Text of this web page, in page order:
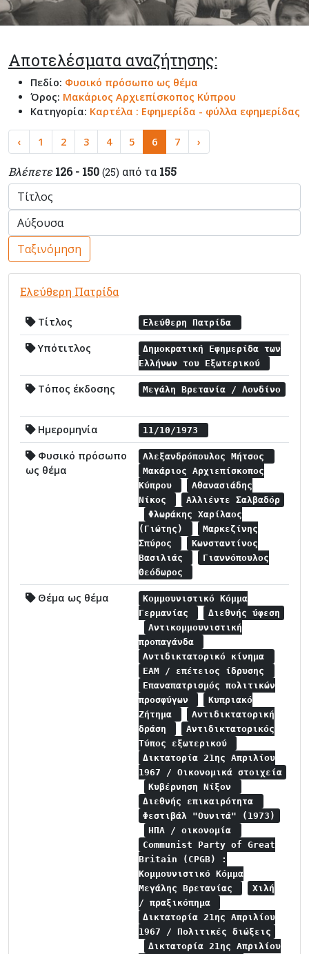
Αποτελέσματα αναζήτησης:
Πεδίο: Φυσικό πρόσωπο ως θέμα
Όρος: Μακάριος Αρχιεπίσκοπος Κύπρου
Κατηγορία: Καρτέλα : Εφημερίδα - φύλλα εφημερίδας
‹ 1 2 3 4 5 6 7 ›
Βλέπετε 126 - 150 (25) από τα 155
Ταξινόμηση
Ελεύθερη Πατρίδα
Τίτλος Ελεύθερη Πατρίδα
Υπότιτλος
Δημοκρατική Εφημερίδα των
Ελλήνων του Εξωτερικού
Τόπος έκδοσης Μεγάλη Βρετανία / Λονδίνο
Ημερομηνία 11/10/1973
Φυσικό πρόσωπο
ως θέμα
Αλεξανδρόπουλος Μήτσος
Μακάριος Αρχιεπίσκοπος
Κύπρου
Αθανασιάδης
Νίκος
Αλλιέντε Σαλβαδόρ
Φλωράκης Χαρίλαος
(Γιώτης)
Μαρκεζίνης
Σπύρος
Κωνσταντίνος
Βασιλιάς
Γιαννόπουλος
Θεόδωρος
Θέμα ως θέμα
Κομμουνιστικό Κόμμα
Γερμανίας
Διεθνής ύφεση
Αντικομμουνιστική
προπαγάνδα
Αντιδικτατορικό κίνημα
ΕΑΜ / επέτειος ίδρυσης
Επαναπατρισμός πολιτικών
προσφύγων
Κυπριακό
Ζήτημα
Αντιδικτατορική
δράση
Αντιδικτατορικός
Τύπος εξωτερικού
Δικτατορία 21ης Απριλίου
1967 / Οικονομικά στοιχεία
Κυβέρνηση Νίξον
Διεθνής επικαιρότητα
Φεστιβάλ "Ουνιτά" (1973)
ΗΠΑ / οικονομία
Communist Party of Great
Britain (CPGB) :
Κομμουνιστικό Κόμμα
Μεγάλης Βρετανίας
Χιλή
/ πραξικόπημα
Δικτατορία 21ης Απριλίου
1967 / Πολιτικές διώξεις
Δικτατορία 21ης Απριλίου